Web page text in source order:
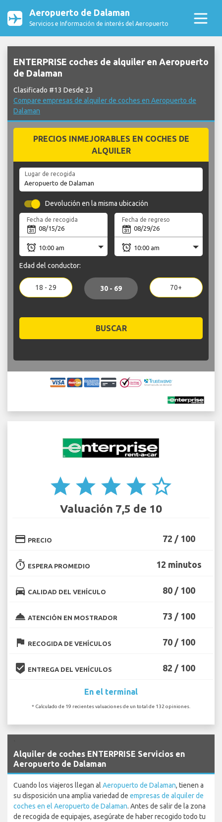
Aeropuerto de Dalaman
Servicios e Información de interés del Aeropuerto
ENTERPRISE coches de alquiler en Aeropuerto
de Dalaman
Clasificado #13 Desde 23
Compare empresas de alquiler de coches en Aeropuerto de
Dalaman
PRECIOS INMEJORABLES EN COCHES DE
ALQUILER
Lugar de recogida
Devolución en la misma ubicación
Fecha de recogida Fecha de regreso
Edad del conductor:
18 - 29 30 - 69 70+
BUSCAR
star star star star star_border
Valuación 7,5 de 10
credit_card PRECIO 72 / 100
timer ESPERA PROMEDIO 12 minutos
directions_car CALIDAD DEL VEHÍCULO 80 / 100
room_service ATENCIÓN EN MOSTRADOR 73 / 100
flag RECOGIDA DE VEHÍCULOS 70 / 100
beenhere ENTREGA DEL VEHÍCULOS 82 / 100
En el terminal
* Calculado de 19 recientes valuaciones de un total de 132 opiniones.
Alquiler de coches ENTERPRISE Servicios en
Aeropuerto de Dalaman
Cuando los viajeros llegan al Aeropuerto de Dalaman, tienen a
su disposición una amplia variedad de empresas de alquiler de
coches en el Aeropuerto de Dalaman. Antes de salir de la zona
de recogida de equipajes, asegúrate de haber recogido todo tu